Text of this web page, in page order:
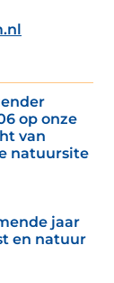
op onze
van
natuursite
jaar
en natuur